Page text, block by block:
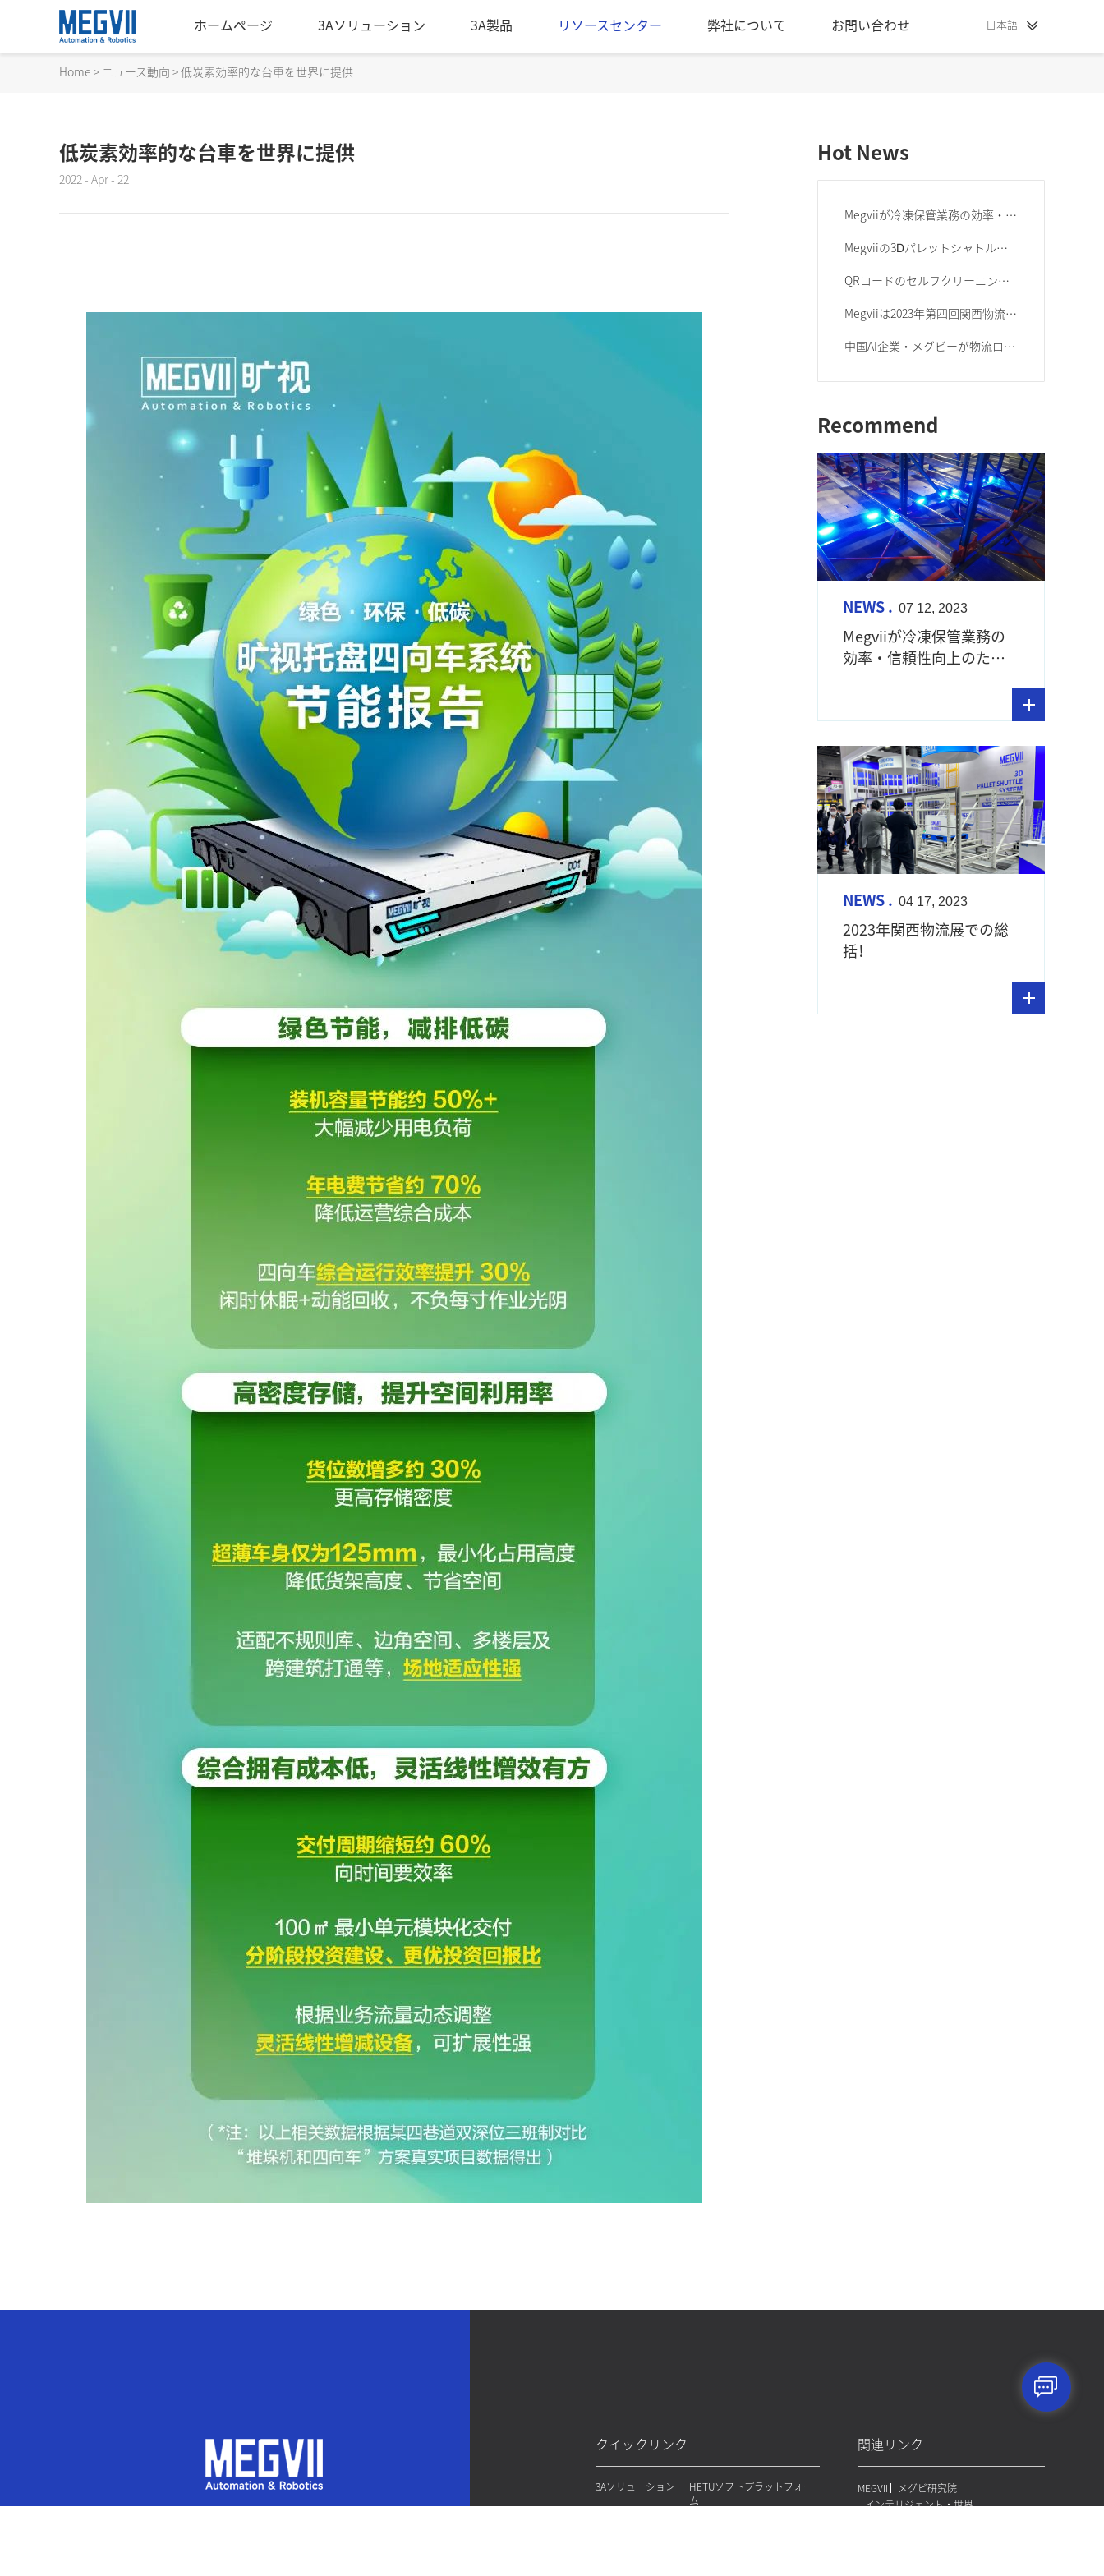
ホームページ 3Aソリューション 3A製品 リソースセンター 弊社について お問い合わせ 日本語
Home > ニュース動向 > 低炭素効率的な台車を世界に提供
低炭素効率的な台車を世界に提供
2022 - Apr - 22
Hot News
Megviiが冷凍保管業務の効率・信頼性向上のための 自動化システム「冷凍保管ホワイトペーパー」を発表
Megviiの3Ⅾパレットシャトルシステムは SGS様からCEフル指令認定証を取得
QRコードのセルフクリーニングについて
Megviiは2023年第四回関西物流展に出展しました
中国AI企業・メグビーが物流ロボット市場に参入加速...「最もハードなAI企業」を標榜
Recommend
NEWS . 07 12, 2023
Megviiが冷凍保管業務の
効率・信頼性向上のため
を発表
NEWS . 04 17, 2023
2023年関西物流展での総
括！
クイックリンク
3Aソリューション
HETUソフトプラットフォー
ム
関連リンク
MEGVII
メグビ研究院
インテリジェント・世界